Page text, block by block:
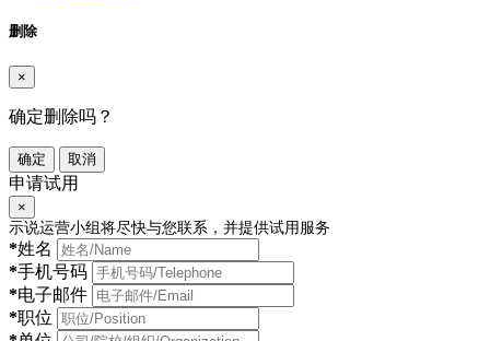
删除
×
确定删除吗？
确定 取消
申请试用
×
示说运营小组将尽快与您联系，并提供试用服务
*姓名
*手机号码
*电子邮件
*职位